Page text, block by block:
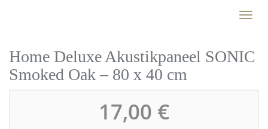
Toggle
Home Deluxe Akustikpaneel SONIC
Smoked Oak – 80 x 40 cm
17,00 €